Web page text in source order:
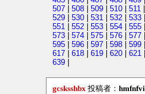
507
508 509 510 511
529
530 531 532 533
551
552 553 554 555
573
574 575 576 577
595
596 597 598 599
617
618 619 620 621
639
gcsksshbx 投稿者：